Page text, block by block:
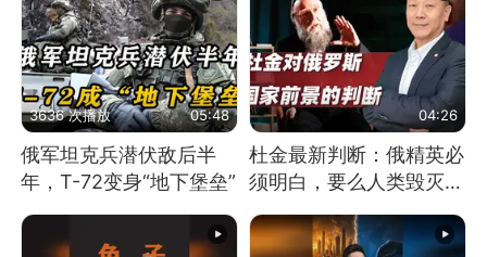
3636 次播放 05:48
俄军坦克兵潜伏敌后半
年，T-72变身“地下堡垒”
04:26
杜金最新判断：俄精英必
须明白，要么人类毁灭，